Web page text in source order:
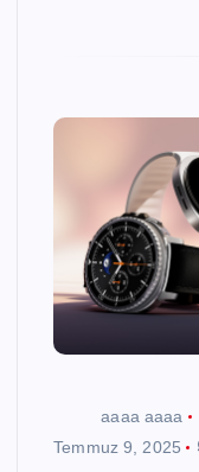
aaaa aaaa
Temmuz 9, 2025